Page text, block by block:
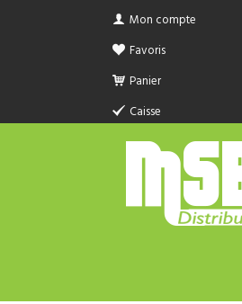
Mon compte
Favoris
Panier
Caisse